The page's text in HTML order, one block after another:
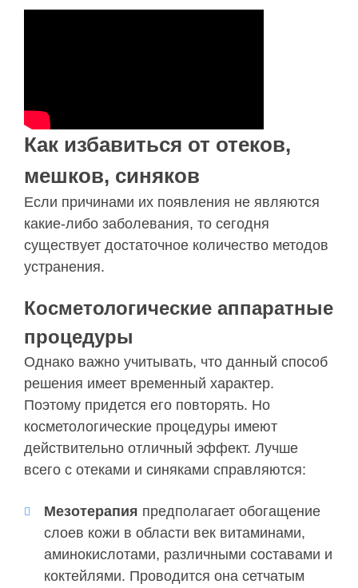
Как избавиться от отеков,
мешков, синяков
Если причинами их появления не являются
какие-либо заболевания, то сегодня
существует достаточное количество методов
устранения.
Косметологические аппаратные
процедуры
Однако важно учитывать, что данный способ
решения имеет временный характер.
Поэтому придется его повторять. Но
косметологические процедуры имеют
действительно отличный эффект. Лучше
всего с отеками и синяками справляются:
Мезотерапия предполагает обогащение
слоев кожи в области век витаминами,
аминокислотами, различными составами и
коктейлями. Проводится она сетчатым